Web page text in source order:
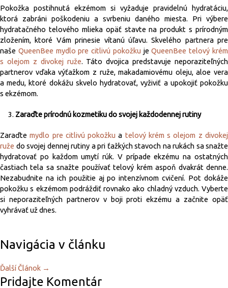
Pokožka postihnutá ekzémom si vyžaduje pravidelnú hydratáciu,
ktorá zabráni poškodeniu a svrbeniu daného miesta. Pri výbere
hydratačného telového mlieka opäť stavte na produkt s prírodným
zložením, ktoré Vám prinesie vítanú úľavu. Skvelého partnera pre
naše QueenBee mydlo pre citlivú pokožku jeQueenBee telový krém
s olejom z divokej ruže. Táto dvojica predstavuje neporaziteľných
partnerov vďaka výťažkom z ruže, makadamiovému oleju, aloe vera
a medu, ktoré dokážu skvelo hydratovať, vyživiť a upokojiť pokožku
s ekzémom.
Zaraďte prírodnú kozmetiku do svojej každodennej rutiny
Zaraďtemydlo pre citlivú pokožkua telový krém s olejom z divokej
ruže do svojej dennej rutiny a pri ťažkých stavoch na rukách sa snažte
hydratovať po každom umytí rúk. V prípade ekzému na ostatných
častiach tela sa snažte používať telový krém aspoň dvakrát denne.
Nezabudnite na ich použitie aj po intenzívnom cvičení. Pot dokáže
pokožku s ekzémom podráždiť rovnako ako chladný vzduch. Vyberte
si neporaziteľných partnerov v boji proti ekzému a začnite opäť
vyhrávať už dnes.
Navigácia v článku
Ďalší Článok →
Pridajte Komentár